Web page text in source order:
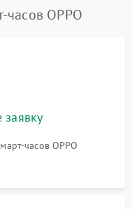
OPPO
заявку
часов OPPO